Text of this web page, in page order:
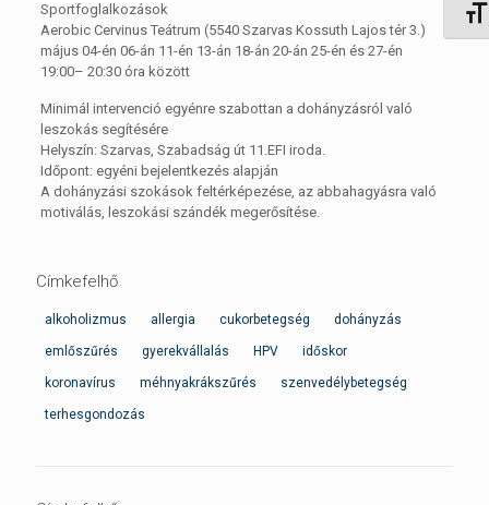
Sportfoglalkozások
Aerobic Cervinus Teátrum (5540 Szarvas Kossuth Lajos tér 3.)
május 04-én 06-án 11-én 13-án 18-án 20-án 25-én és 27-én
19:00– 20:30 óra között
Minimál intervenció egyénre szabottan a dohányzásról való
leszokás segítésére
Helyszín: Szarvas, Szabadság út 11.EFI iroda.
Időpont: egyéni bejelentkezés alapján
A dohányzási szokások feltérképezése, az abbahagyásra való
motiválás, leszokási szándék megerősítése.
Címkefelhő
alkoholizmus allergia cukorbetegség dohányzás
emlőszűrés gyerekvállalás HPV időskor
koronavírus méhnyakrákszűrés szenvedélybetegség
terhesgondozás